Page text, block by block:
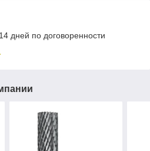
дней по договоренности